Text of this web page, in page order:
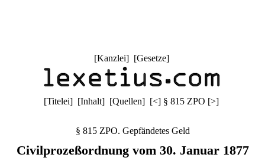
[Kanzlei] [Gesetze]
[Titelei] [Inhalt] [Quellen] [<] § 815 ZPO [>]
§ 815 ZPO. Gepfändetes Geld
Civilprozeßordnung vom 30. Januar 1877